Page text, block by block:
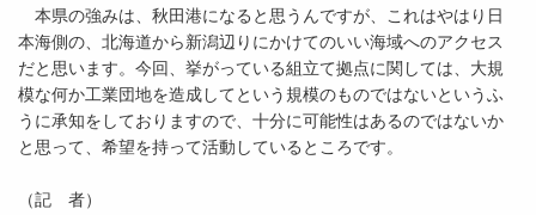
本県の強みは、秋田港になると思うんですが、これはやはり日
本海側の、北海道から新潟辺りにかけてのいい海域へのアクセス
だと思います。今回、挙がっている組立て拠点に関しては、大規
模な何か工業団地を造成してという規模のものではないというふ
うに承知をしておりますので、十分に可能性はあるのではないか
と思って、希望を持って活動しているところです。
（記 者）